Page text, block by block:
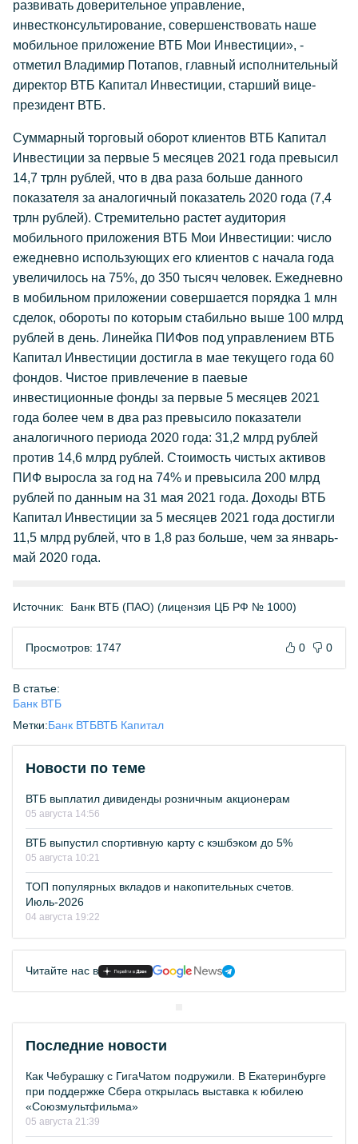
развивать доверительное управление,
инвестконсультирование, совершенствовать наше
мобильное приложение ВТБ Мои Инвестиции», -
отметил Владимир Потапов, главный исполнительный
директор ВТБ Капитал Инвестиции, старший вице-
президент ВТБ.
Суммарный торговый оборот клиентов ВТБ Капитал
Инвестиции за первые 5 месяцев 2021 года превысил
14,7 трлн рублей, что в два раза больше данного
показателя за аналогичный показатель 2020 года (7,4
трлн рублей). Стремительно растет аудитория
мобильного приложения ВТБ Мои Инвестиции: число
ежедневно использующих его клиентов с начала года
увеличилось на 75%, до 350 тысяч человек. Ежедневно
в мобильном приложении совершается порядка 1 млн
сделок, обороты по которым стабильно выше 100 млрд
рублей в день. Линейка ПИФов под управлением ВТБ
Капитал Инвестиции достигла в мае текущего года 60
фондов. Чистое привлечение в паевые
инвестиционные фонды за первые 5 месяцев 2021
года более чем в два раз превысило показатели
аналогичного периода 2020 года: 31,2 млрд рублей
против 14,6 млрд рублей. Стоимость чистых активов
ПИФ выросла за год на 74% и превысила 200 млрд
рублей по данным на 31 мая 2021 года. Доходы ВТБ
Капитал Инвестиции за 5 месяцев 2021 года достигли
11,5 млрд рублей, что в 1,8 раз больше, чем за январь-
май 2020 года.
Источник: Банк ВТБ (ПАО) (лицензия ЦБ РФ № 1000)
Просмотров: 1747 0 0
В статье:
Банк ВТБ
Метки:Банк ВТБВТБ Капитал
Новости по теме
ВТБ выплатил дивиденды розничным акционерам
05 августа 14:56
ВТБ выпустил спортивную карту с кэшбэком до 5%
05 августа 10:21
ТОП популярных вкладов и накопительных счетов.
Июль-2026
04 августа 19:22
Читайте нас в
Последние новости
Как Чебурашку с ГигаЧатом подружили. В Екатеринбурге
при поддержке Сбера открылась выставка к юбилею
«Союзмультфильма»
05 августа 21:39